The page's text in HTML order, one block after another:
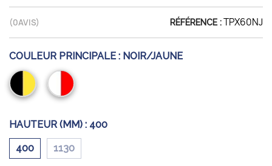
(0AVIS) RÉFÉRENCE :TPX60NJ
COULEUR PRINCIPALE : NOIR/JAUNE
Noir/JauneRouge/Blanc
HAUTEUR (MM) : 400
400 1130